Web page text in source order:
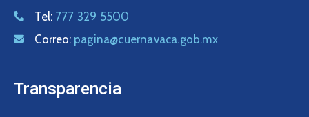
Tel: 777 329 5500
Correo: pagina@cuernavaca.gob.mx
Transparencia